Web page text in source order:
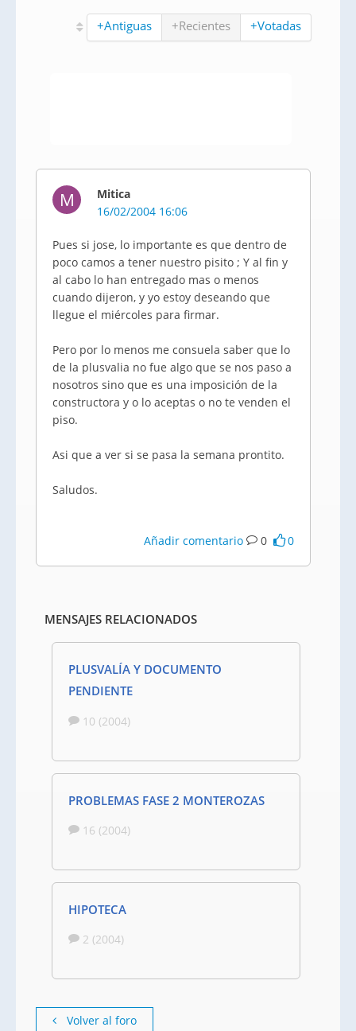
+Antiguas +Recientes +Votadas
M
Mitica
16/02/2004 16:06
Pues si jose, lo importante es que dentro de
poco camos a tener nuestro pisito ; Y al fin y
al cabo lo han entregado mas o menos
cuando dijeron, y yo estoy deseando que
llegue el miércoles para firmar.
Pero por lo menos me consuela saber que lo
de la plusvalia no fue algo que se nos paso a
nosotros sino que es una imposición de la
constructora y o lo aceptas o no te venden el
piso.
Asi que a ver si se pasa la semana prontito.
Saludos.
Añadir comentario 0 0
MENSAJES RELACIONADOS
PLUSVALÍA Y DOCUMENTO
PENDIENTE
10 (2004)
PROBLEMAS FASE 2 MONTEROZAS
16 (2004)
HIPOTECA
2 (2004)
Volver al foro